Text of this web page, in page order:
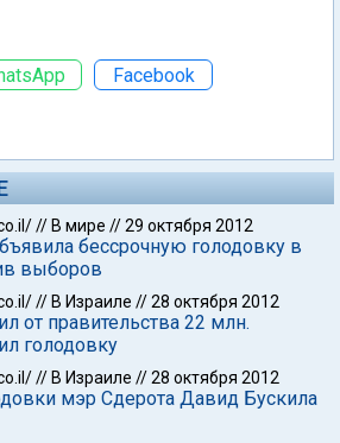
Facebook
// В мире //29 октября 2012
бессрочную голодовку в
выборов
// В Израиле //28 октября 2012
от правительства 22 млн.
голодовку
// В Израиле //28 октября 2012
мэр Сдерота Давид Бускила